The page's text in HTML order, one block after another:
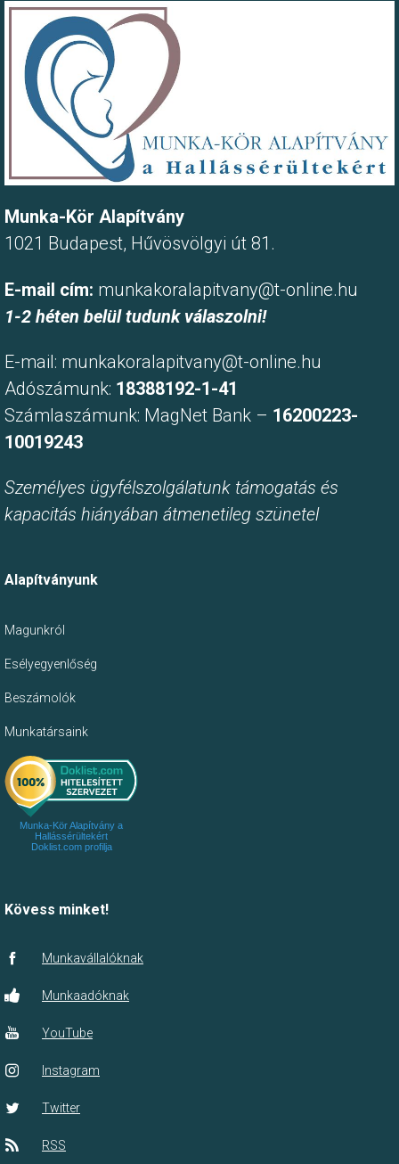
Munka-Kör Alapítvány
1021 Budapest, Hűvösvölgyi út 81.
E-mail cím: munkakoralapitvany@t-online.hu
1-2 héten belül tudunk válaszolni!
E-mail: munkakoralapitvany@t-online.hu
Adószámunk: 18388192-1-41
Számlaszámunk: MagNet Bank – 16200223-
10019243
Személyes ügyfélszolgálatunk támogatás és
kapacitás hiányában átmenetileg szünetel
Alapítványunk
Magunkról
Esélyegyenlőség
Beszámolók
Munkatársaink
Munka-Kör Alapítvány a
Hallássérültekért
Doklist.com profilja
Kövess minket!
Munkavállalóknak
Munkaadóknak
YouTube
Instagram
Twitter
RSS